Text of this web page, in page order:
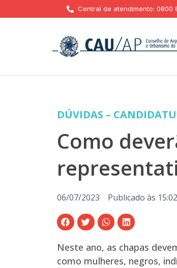
Central de atendimento: 0800
DÚVIDAS –
Como
06/07/2023 Publicado às 15:02
Neste ano, as chapas
como mulheres, negros,